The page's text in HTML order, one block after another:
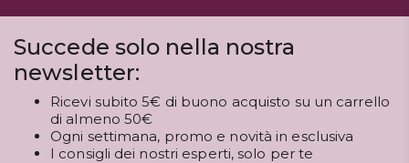
Succede solo nella nostra
newsletter:
Ricevi subito 5€ di buono acquisto su un carrello
di almeno 50€
Ogni settimana, promo e novità in esclusiva
I consigli dei nostri esperti, solo per te